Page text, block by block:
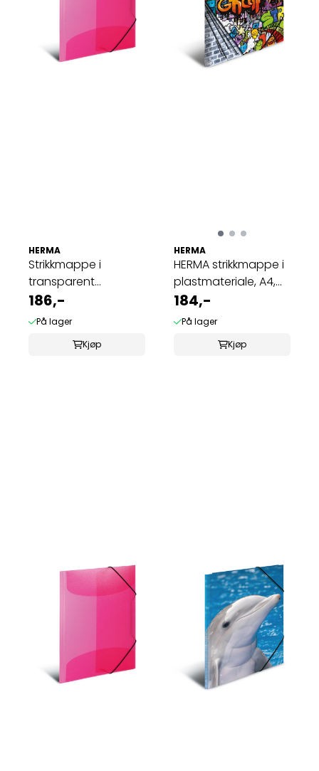
HERMA
Strikkmappe i
transparent
plastmateriale A3,
pink ...
186,-
På lager
Kjøp
HERMA
HERMA strikkmappe i
plastmateriale, A4,
Graffiti ...
184,-
På lager
Kjøp